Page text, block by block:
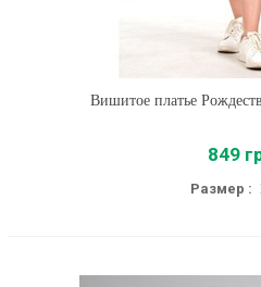
Вишитое платье
849
Размер :